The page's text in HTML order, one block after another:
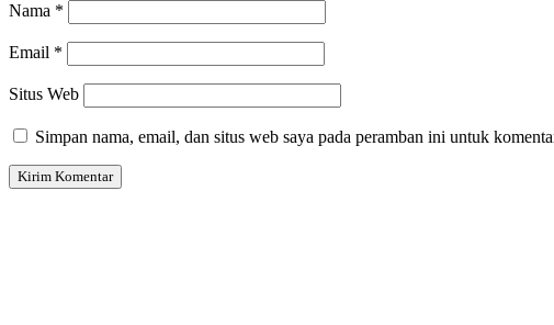
Nama *
Email *
Situs Web
Simpan nama, email, dan situs web saya pada peramban ini untuk